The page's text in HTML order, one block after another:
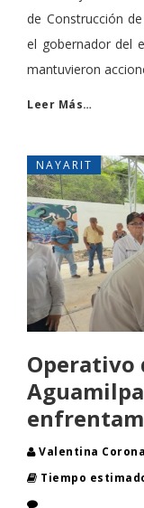
de Construcción
el gobernador del
mantuvieron
Leer Más…
NAYARIT
Operativo
Valentina Corona
Tiempo